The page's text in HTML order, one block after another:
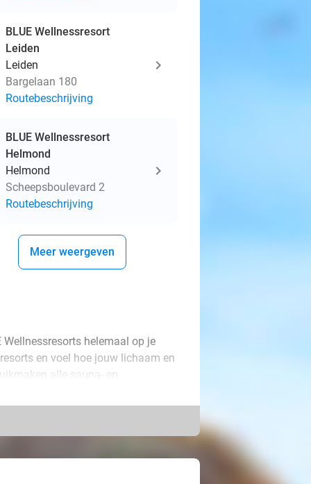
BLUE Wellnessresort
Leiden
Leiden
Bargelaan 180
Routebeschrijving
BLUE Wellnessresort
Helmond
Helmond
Scheepsboulevard 2
Routebeschrijving
Meer weergeven
helemaal op je
en voel hoe jouw lichaam en
alle sauna- en
schijnt. Bubbel deze zomer in de
ontspan op een comfortabel